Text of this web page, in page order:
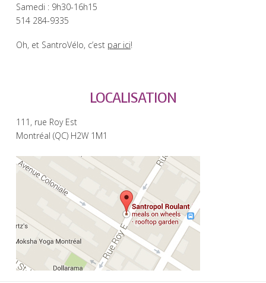
Samedi : 9h30-16h15
514 284-9335
Oh, et SantroVélo, c’est par ici!
LOCALISATION
111, rue Roy Est
Montréal (QC) H2W 1M1